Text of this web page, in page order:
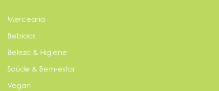
Mercearia
Bebidas
Beleza & Higiene
Saúde & Bem-estar
Vegan